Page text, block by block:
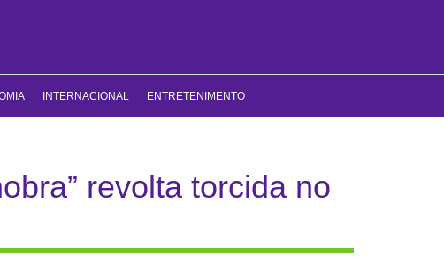
INTERNACIONAL ENTRETENIMENTO
revolta torcida no